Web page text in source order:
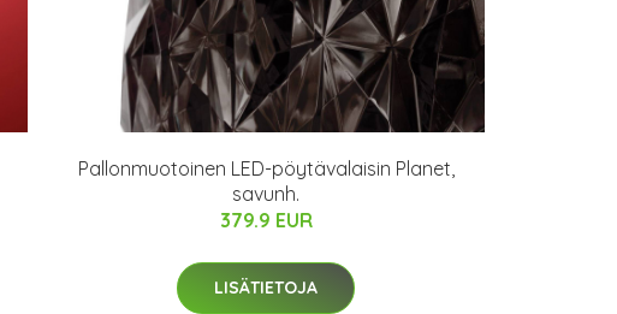
Pallonmuotoinen LED-pöytävalaisin Planet,
savunh.
379.9 EUR
LISÄTIETOJA